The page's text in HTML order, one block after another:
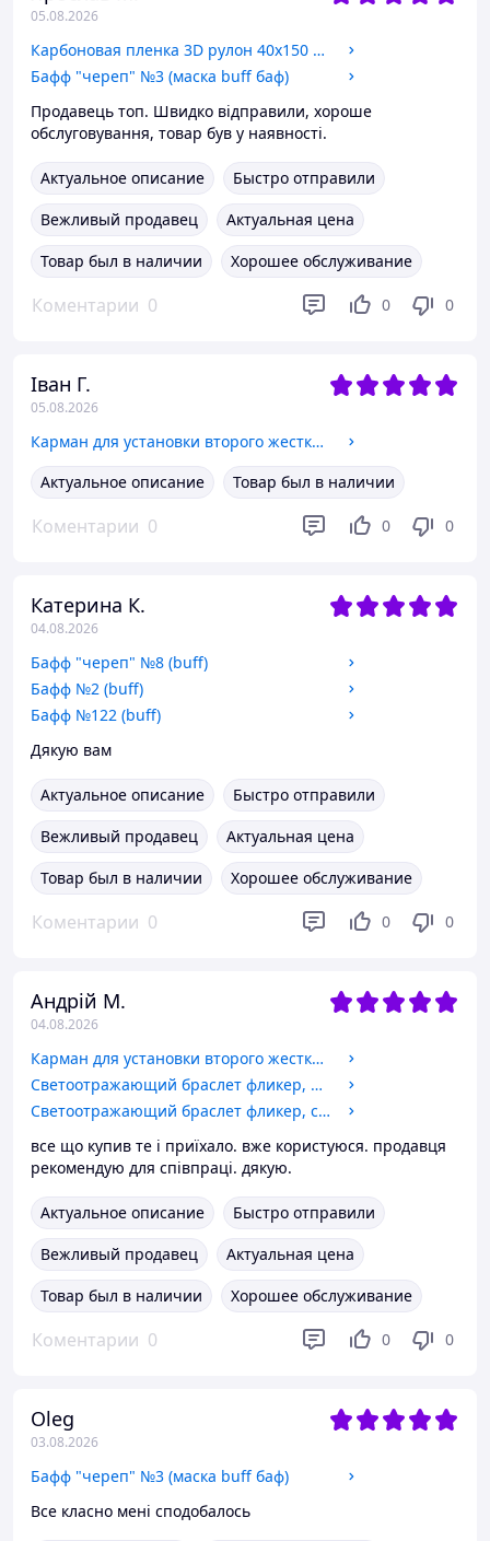
05.08.2026
Карбоновая пленка 3D рулон 40х150 см ЧЕРНАЯ
Бафф "череп" №3 (маска buff баф)
Продавець топ. Швидко відправили, хороше
обслуговування, товар був у наявності.
Актуальное описание
Быстро отправили
Вежливый продавец
Актуальная цена
Товар был в наличии
Хорошее обслуживание
Коментарии 0 0 0
Іван Г.
05.08.2026
Карман для установки второго жесткого диска SATA 3.0 в отсек DVD 9.5 мм SATA (optibay caddy) алюминий
Актуальное описание
Товар был в наличии
Коментарии 0 0 0
Катерина К.
04.08.2026
Бафф "череп" №8 (buff)
Бафф №2 (buff)
Бафф №122 (buff)
Дякую вам
Актуальное описание
Быстро отправили
Вежливый продавец
Актуальная цена
Товар был в наличии
Хорошее обслуживание
Коментарии 0 0 0
Андрій М.
04.08.2026
Карман для установки второго жесткого диска SATA в отсек DVD 12.7 мм SATA (optibay оптибей caddy) алюминий
Светоотражающий браслет фликер, оранжевый, 30 см
Светоотражающий браслет фликер, салатовый, 30 см
все що купив те і приїхало. вже користуюся. продавця
рекомендую для співпраці. дякую.
Актуальное описание
Быстро отправили
Вежливый продавец
Актуальная цена
Товар был в наличии
Хорошее обслуживание
Коментарии 0 0 0
Oleg
03.08.2026
Бафф "череп" №3 (маска buff баф)
Все класно мені сподобалось